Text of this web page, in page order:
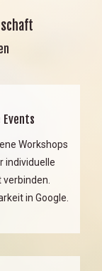
Workshops
individuelle
verbinden.
in Google.